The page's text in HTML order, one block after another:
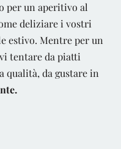
per un aperitivo al
deliziare i vostri
estivo. Mentre per un
tentareda piatti
qualità, da gustare in